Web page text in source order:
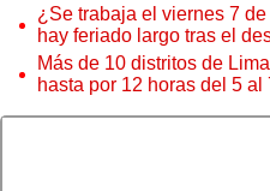
¿Se trabaja el viernes 7
hay feriado largo tras el
Más de 10 distritos de
hasta por 12 horas del 5 al